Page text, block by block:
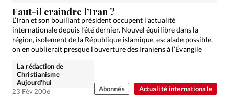
Actualité internationale
Faut-il craindre l’Iran ?
L’Iran et son bouillant président occupent l’actualité
internationale depuis l’été dernier. Nouvel équilibre dans la
région, isolement de la République islamique, escalade possible,
on en oublierait presque l’ouverture des Iraniens à l’Évangile
La rédaction de
Christianisme
Aujourd'hui
23 Fév 2006
Abonnés